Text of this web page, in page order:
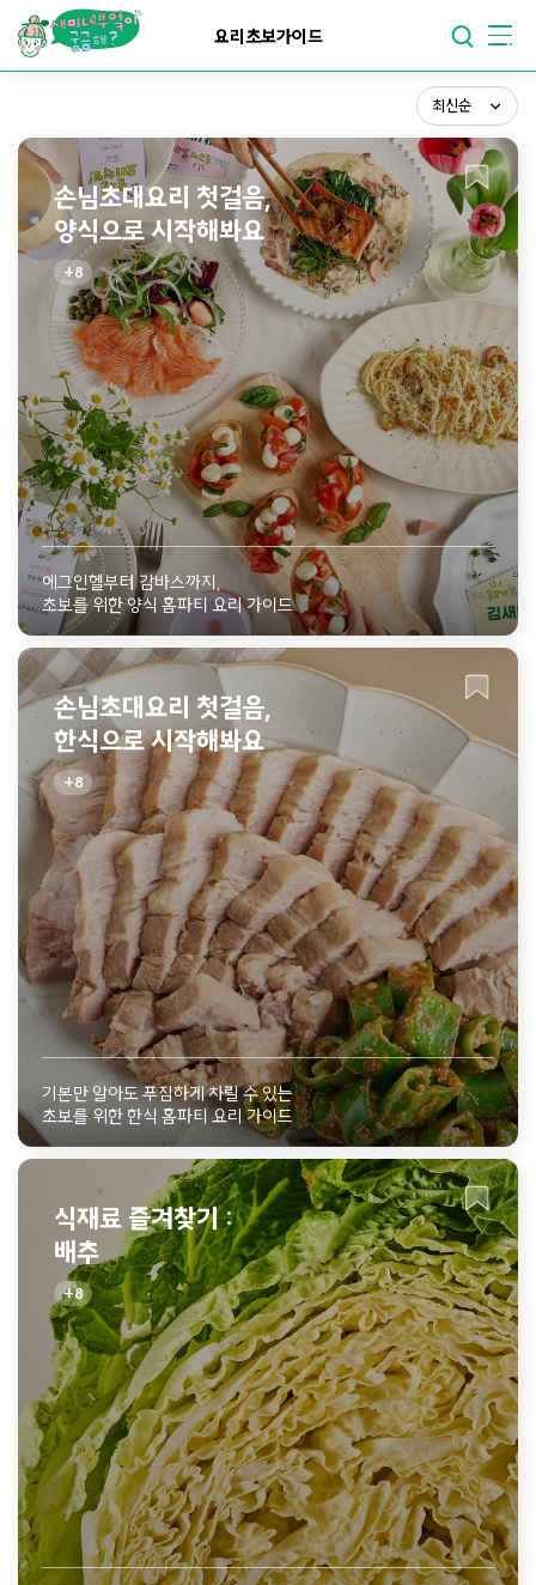
맛있어지는부엌
요리가쉬워지는부엌
요리초보가이드
최신순
조회순
손님초대요리 첫걸음,
양식으로 시작해봐요
8
에그인헬부터 감바스까지,
초보를 위한 양식 홈파티 요리 가이드
손님초대요리 첫걸음,
한식으로 시작해봐요
8
기본만 알아도 푸짐하게 차릴 수 있는
초보를 위한 한식 홈파티 요리 가이드
식재료 즐겨찾기 :
배추
8